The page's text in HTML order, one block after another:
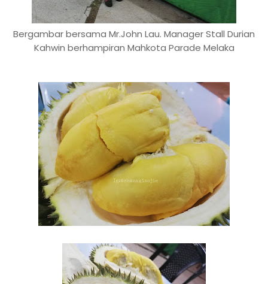
Bergambar bersama Mr.John Lau. Manager Stall Durian
Kahwin berhampiran Mahkota Parade Melaka